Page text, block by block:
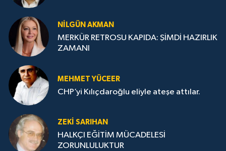
NILGÜN AKMAN
MERKÜR RETROSU KAPIDA: ŞİMDİ HAZIRLIK
ZAMANI
MEHMET YÜCEER
CHP’yi Kılıçdaroğlu eliyle ateşe attılar.
ZEKI SARIHAN
HALKÇI EĞİTİM MÜCADELESİ
ZORUNLULUKTUR